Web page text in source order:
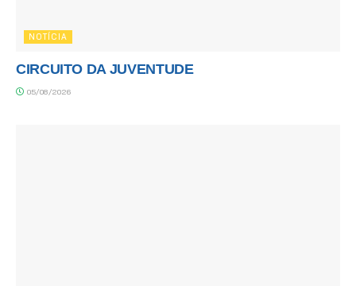
NOTÍCIA
CIRCUITO DA JUVENTUDE
05/08/2026